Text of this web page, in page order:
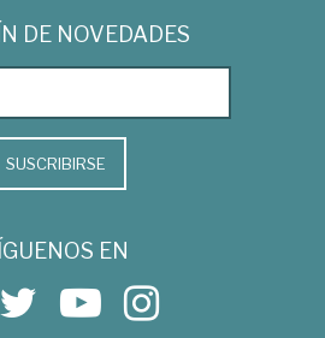
DE NOVEDADES
SUSCRIBIRSE
EN